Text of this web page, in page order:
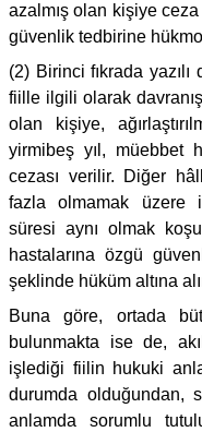
azalmış olan kişiye
güvenlik tedbirine
(2) Birinci fıkrada
fiille ilgili olarak
olan kişiye,
yirmibeş yıl, müebbet
cezası verilir. Diğer
fazla olmamak üzere
süresi aynı olmak
hastalarına özgü
şeklinde hüküm altına
Buna göre, ortada
bulunmakta ise de,
işlediği fiilin hukuki
durumda olduğundan,
anlamda sorumlu